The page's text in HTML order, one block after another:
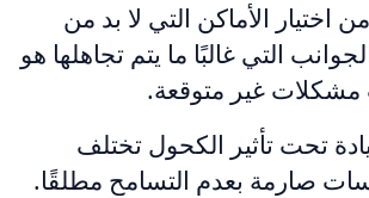
الأماكن التي لا بد من
التي غالبًا ما يتم تجاهلها هو
مشكلات غير متوقعة.
تحت تأثير الكحول تختلف
صارمة بعدم التسامح مطلقًا.